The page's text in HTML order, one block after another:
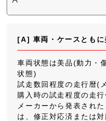
[A] 車両・ケースともに
車両状態は美品(動力・
状態)
試走数回程度の走行暦(
購入時の試走程度の走
メーカーから発表され
は、修正対応済または